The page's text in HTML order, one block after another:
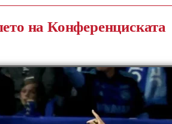
на Конференциската